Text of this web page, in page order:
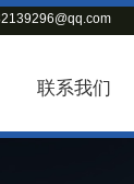
联系我们